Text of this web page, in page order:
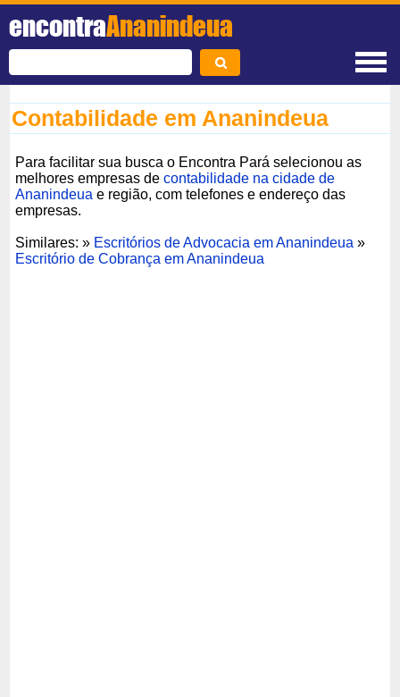
encontraAnanindeua
Contabilidade em Ananindeua
Para facilitar sua busca o Encontra Pará selecionou as
melhores empresas decontabilidade na cidade de
Ananindeua e região, com telefones e endereço das
empresas.
Similares: » Escritórios de Advocacia em Ananindeua »
Escritório de Cobrança em Ananindeua